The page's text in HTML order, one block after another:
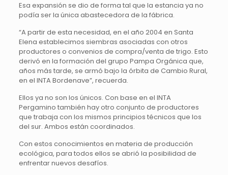
Esa expansión se dio de forma tal que la estancia ya no
podía ser la única abastecedora de la fábrica.
“A partir de esta necesidad, en el año 2004 en Santa
Elena establecimos siembras asociadas con otros
productores o convenios de compra/venta de trigo. Esto
derivó en la formación del grupo Pampa Orgánica que,
años más tarde, se armó bajo la órbita de Cambio Rural,
en el INTA Bordenave”, recuerda.
Ellos ya no son los únicos. Con base en el INTA
Pergamino también hay otro conjunto de productores
que trabaja con los mismos principios técnicos que los
del sur. Ambos están coordinados.
Con estos conocimientos en materia de producción
ecológica, para todos ellos se abrió la posibilidad de
enfrentar nuevos desafíos.